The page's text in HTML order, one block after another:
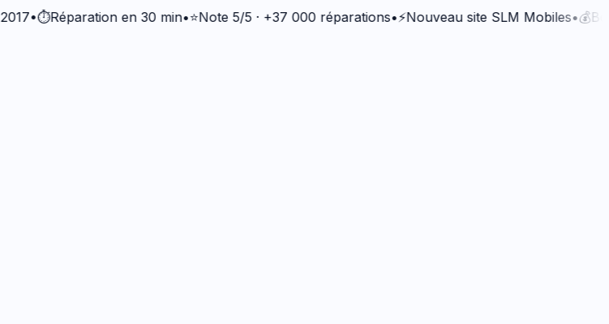
⏱️Réparation en 30 min•⭐ Note 5/5 · +37 000 réparations•⚡Nouveau site SLM Mobiles•💰Bonus